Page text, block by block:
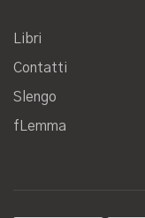
Libri
Contatti
Slengo
fLemma